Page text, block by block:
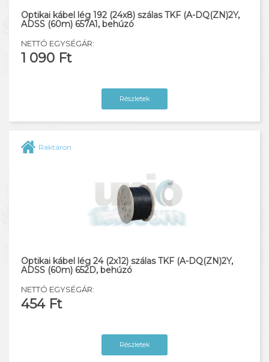
Optikai kábel lég 192 (24x8) szálas TKF (A-DQ(ZN)2Y,
ADSS (60m) 657A1, behúzó
NETTÓ EGYSÉGÁR:
1 090 Ft
Részletek
Raktáron
Optikai kábel lég 24 (2x12) szálas TKF (A-DQ(ZN)2Y,
ADSS (60m) 652D, behúzó
NETTÓ EGYSÉGÁR:
454 Ft
Részletek